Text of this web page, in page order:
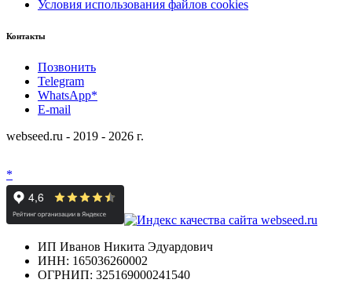
Условия использования файлов cookies
Контакты
Позвонить
Telegram
WhatsApp*
E-mail
webseed.ru - 2019 - 2026 г.
*
ИП Иванов Никита Эдуардович
ИНН: 165036260002
ОГРНИП: 325169000241540